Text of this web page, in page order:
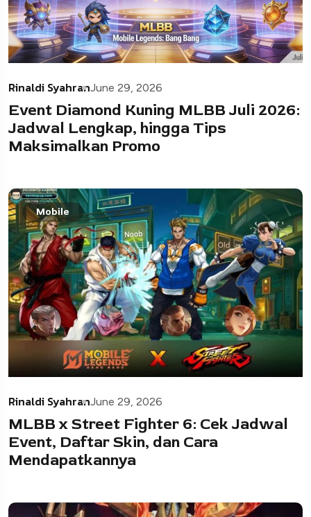
Rinaldi SyahranJune 29, 2026
Event Diamond Kuning MLBB Juli 2026:
Jadwal Lengkap, hingga Tips
Maksimalkan Promo
Mobile
Rinaldi SyahranJune 29, 2026
MLBB x Street Fighter 6: Cek Jadwal
Event, Daftar Skin, dan Cara
Mendapatkannya